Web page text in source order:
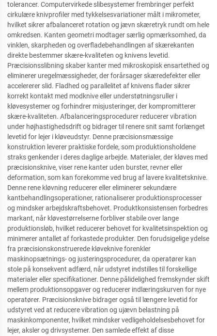
tolerancer. Computervirkede slibesystemer frembringer perfekt
cirkulære knivprofiler med tykkelsesvariationer målt i mikrometer,
hvilket sikrer afbalanceret rotation og jævn skæretryk rundt om hele
omkredsen. Kanten geometri modtager særlig opmærksomhed, da
vinklen, skarpheden og overfladebehandlingen af skærekanten
direkte bestemmer skære-kvaliteten og knivens levetid.
Præcisionsslibning skaber kanter med mikroskopisk ensartethed og
eliminerer uregelmæssigheder, der forårsager skæredefekter eller
accelererer slid. Fladhed og parallelitet af knivens flader sikrer
korrekt kontakt med modknive eller understøtningsruller i
kløvesystemer og forhindrer misjusteringer, der kompromitterer
skære-kvaliteten. Afbalanceringsprocedurer reducerer vibration
under højhastighedsdrift og bidrager til renere snit samt forlænget
levetid for lejer i kløveudstyr. Denne præcisionsmæssige
konstruktion leverer praktiske fordele, som produktionsholdene
straks genkender i deres daglige arbejde. Materialer, der kløves med
præcisionsknive, viser rene kanter uden burster, revner eller
deformation, som kan forekomme ved brug af lavere kvalitetsknive.
Denne rene kløvning reducerer eller eliminerer sekundære
kantbehandlingsoperationer, rationaliserer produktionsprocesser
og mindsker arbejdskraftsbehovet. Produktkonsistensen forbedres
markant, når kløvestørrelserne forbliver stabile over lange
produktionsløb, hvilket reducerer behovet for kvalitetsinspektion og
minimerer antallet af forkastede produkter. Den forudsigelige ydelse
fra præcisionskonstruerede kløveknive forenkler
maskinopsætnings- og justeringsprocedurer, da operatører kan
stole på konsekvent adfærd, når udstyret indstilles til forskellige
materialer eller specifikationer. Denne pålidelighed fremskynder skift
mellem produktionsopgaver og reducerer indlæringskurven for nye
operatører. Præcisionsknive bidrager også til længere levetid for
udstyret ved at reducere vibration og ujævn belastning på
maskinkomponenter, hvilket mindsker vedligeholdelsesbehovet for
lejer, aksler og drivsystemer. Den samlede effekt af disse